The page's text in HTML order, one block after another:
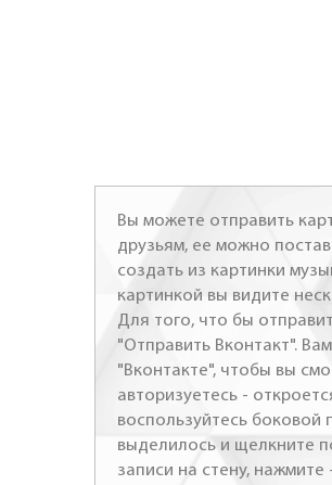
Вы можете отправить
друзьям, ее можно
создать из картинки
картинкой вы видите
Для того, что бы
"Отправить Вконтакт".
"Вконтакте", чтобы вы
авторизуетесь -
воспользуйтесь
выделилось и щелкните
записи на стену, нажмите